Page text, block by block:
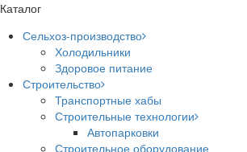
Каталог
Сельхоз-производство
Холодильники
Здоровое питание
Строительство
Транспортные хабы
Строительные технологии
Автопарковки
Строительное оборудование